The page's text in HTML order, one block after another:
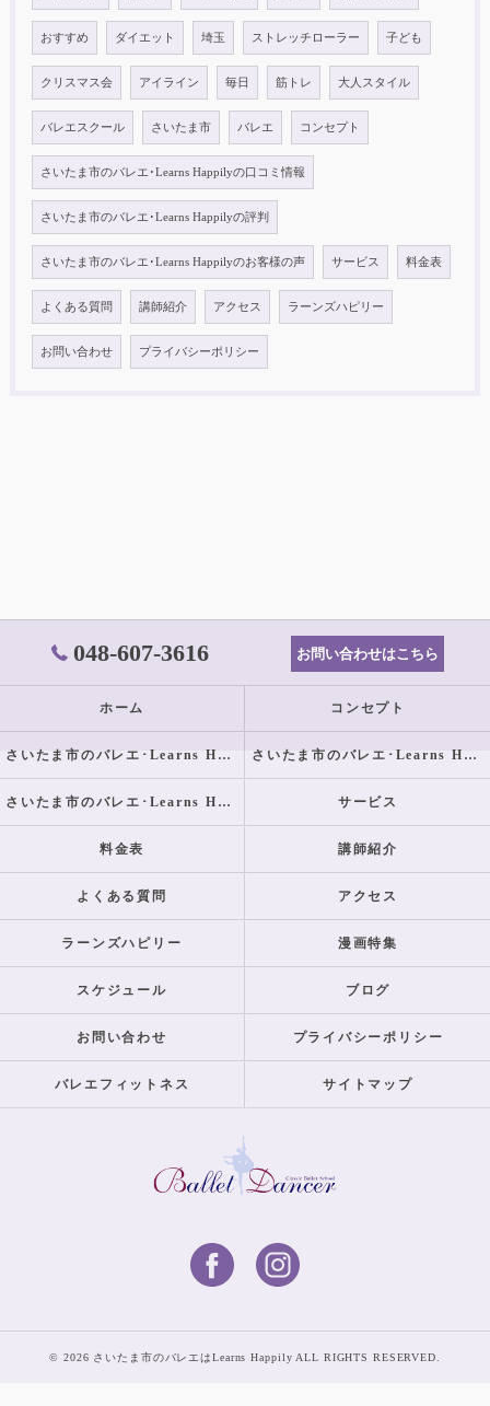
おすすめ ダイエット 埼玉 ストレッチローラー 子ども
クリスマス会 アイライン 毎日 筋トレ 大人スタイル
バレエスクール さいたま市 バレエ コンセプト
さいたま市のバレエ･Learns Happilyの口コミ情報
さいたま市のバレエ･Learns Happilyの評判
さいたま市のバレエ･Learns Happilyのお客様の声 サービス 料金表
よくある質問 講師紹介 アクセス ラーンズハピリー
お問い合わせ プライバシーポリシー
048-607-3616 お問い合わせはこちら
ホーム コンセプト
さいたま市のバレエ･Learns Happilyの口コミ情報 さいたま市のバレエ･Learns Happilyの評判
さいたま市のバレエ･Learns Happilyのお客様の声 サービス
料金表 講師紹介
よくある質問 アクセス
ラーンズハピリー 漫画特集
スケジュール ブログ
お問い合わせ プライバシーポリシー
バレエフィットネス サイトマップ
© 2026 さいたま市のバレエはLearns Happily ALL RIGHTS RESERVED.